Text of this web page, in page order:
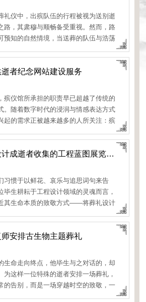
礼仪中，出殡队伍的行程被视为送别逝
路，其肃穆与顺畅备受重视。然而，路
预知的自然情境，当送葬的队伍与浩荡
，这不仅是路途的暂停，更是一场对生
者纪念网站建设服务
殡仪馆所承担的职责早已超越了传统的
。随着数字时代的浸润与情感表达方式
起的需求正被越来越多的人所关注：殡
念网站建设服务？这不仅是现代殡葬服
葬礼是否可以设计成逝者收集的工程蓝图展览主题
习惯于以鲜花、哀乐与追思词句来告
毕生耕耘于工程设计领域的灵魂而言，
其生命本质的致敬方式——将葬礼设计
程蓝图展览”。这并非冰冷的展示，而是
想写就的生命
安排古生物主题葬礼
生命走向终点，他毕生与之对话的，却
为这样一位特殊的逝者安排一场葬礼，
的告别，而是一场穿越时空的致敬，一